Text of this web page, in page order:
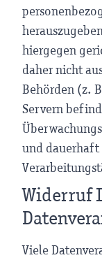
hiergegen
daher nicht
Behörden (z.
Servern
und dauerhaft
Widerruf
Viele